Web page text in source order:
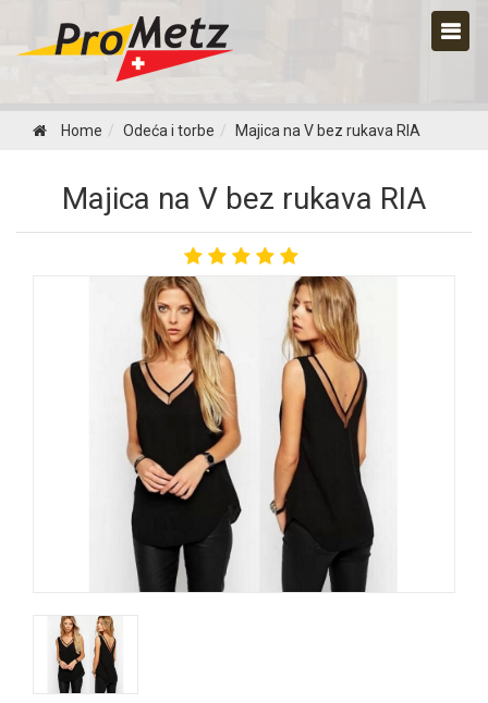
Home Odeća i torbe Majica na V bez rukava RIA
Majica na V bez rukava RIA